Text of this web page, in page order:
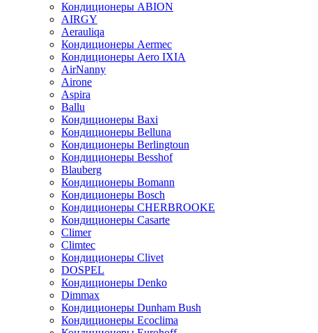
Кондиционеры ABION
AIRGY
Aerauliqa
Кондиционеры Aermec
Кондиционеры Aero IXIA
AirNanny
Airone
Aspira
Ballu
Кондиционеры Baxi
Кондиционеры Belluna
Кондиционеры Berlingtoun
Кондиционеры Besshof
Blauberg
Кондиционеры Bomann
Кондиционеры Bosch
Кондиционеры CHERBROOKE
Кондиционеры Casarte
Climer
Climtec
Кондиционеры Clivet
DOSPEL
Кондиционеры Denko
Dimmax
Кондиционеры Dunham Bush
Кондиционеры Ecoclima